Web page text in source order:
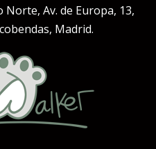
Norte, Av. de Europa, 13,
Madrid.